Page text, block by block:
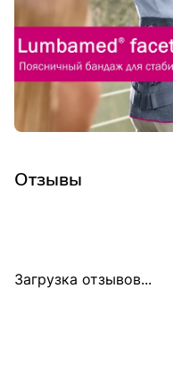
Отзывы
Загрузка отзывов...